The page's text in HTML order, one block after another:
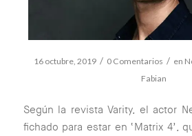
16 octubre, 2019 / 0 Comentarios / en
Fabian
Según la revista Varity, el actor
fichado para estar en ‘Matrix 4’,